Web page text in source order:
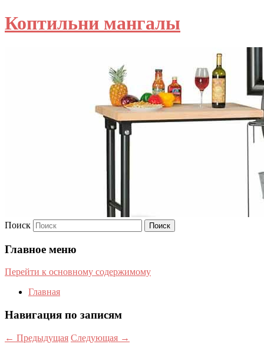
Коптильни мангалы
Поиск
Главное меню
Перейти к основному содержимому
Главная
Навигация по записям
← Предыдущая Следующая →